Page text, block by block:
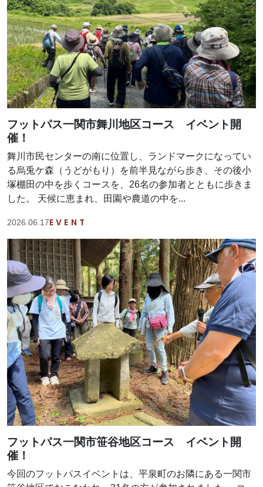
フットパス一関市舞川地区コース イベント開
催！
舞川市民センターの南に位置し、ランドマークになってい
る烏兎ケ森（うどがもり）を前半見ながら歩き、その後小
塚棚田の中を歩くコースを、26名の参加者とともに歩きま
した。 天候に恵まれ、田園や農道の中を...
2026.06.17EVENT
フットパス一関市笹谷地区コース イベント開
催！
今回のフットパスイベントは、平泉町のお隣にある一関市